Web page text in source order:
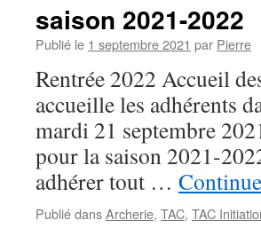
saison 2021-2022
Publié le 1 septembre 2021 par Pierre
Rentrée 2022 Accueil
accueille les adhérents
mardi 21 septembre
pour la saison 2021-
adhérer tout …
Publié dansArcherie, TAC, TAC